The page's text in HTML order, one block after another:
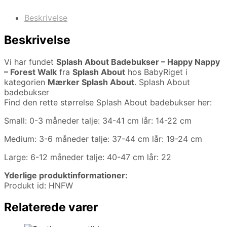
Beskrivelse
Beskrivelse
Vi har fundet Splash About Badebukser – Happy Nappy
– Forest Walk fra Splash About hos BabyRiget i
kategorien Mærker Splash About. Splash About
badebukser
Find den rette størrelse Splash About badebukser her:
Small: 0-3 måneder talje: 34-41 cm lår: 14-22 cm
Medium: 3-6 måneder talje: 37-44 cm lår: 19-24 cm
Large: 6-12 måneder talje: 40-47 cm lår: 22
Yderlige produktinformationer:
Produkt id: HNFW
Relaterede varer